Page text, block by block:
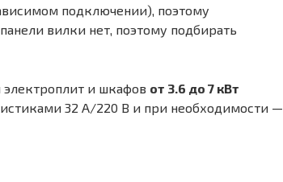
подключении), поэтому
вилки нет, поэтому подбирать
и шкафов от 3.6 до 7 кВт
32 А/220 В и при необходимости —